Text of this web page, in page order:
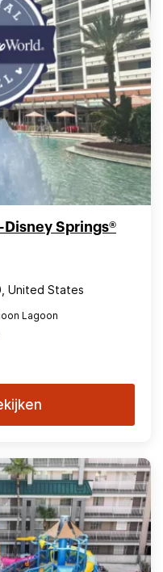
Springs®
United States
Lagoon